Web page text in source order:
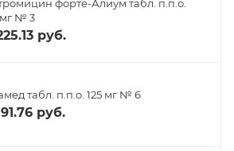
форте-Алиум табл. п.п.о.
№ 3
руб.
табл. п.п.о. 125 мг № 6
руб.